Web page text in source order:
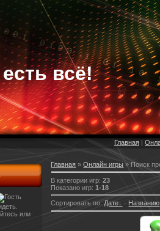
всё!
Главная |
или
Главная »Онлайн игры » Поиск
В категории игр:23
Показано игр:1-18
Сортировать по: Дате · Названию